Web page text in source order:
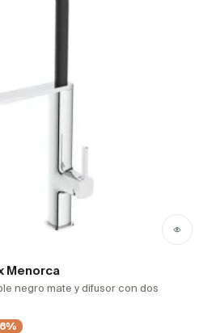
Menorca
negro mate y difusor con dos